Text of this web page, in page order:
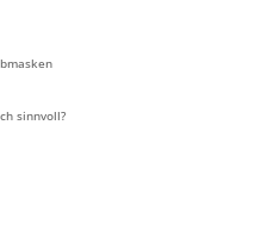
sinnvoll?